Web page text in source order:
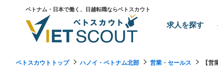
ベトナム・日本で働く、日越転職ならベトスカウト
求人を探す
ベトスカウトトップ ハノイ・ベトナム北部 営業・セールス 【